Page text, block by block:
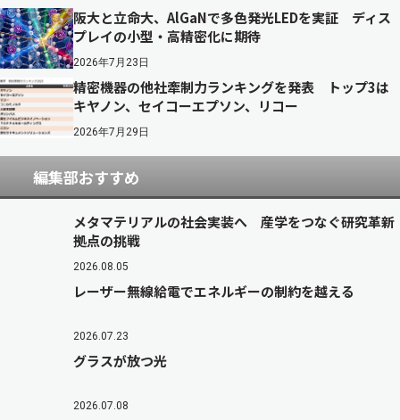
阪大と立命大、AlGaNで多色発光LEDを実証 ディス
プレイの小型・高精密化に期待
2026年7月23日
精密機器の他社牽制力ランキングを発表 トップ3は
キヤノン、セイコーエプソン、リコー
2026年7月29日
編集部おすすめ
メタマテリアルの社会実装へ 産学をつなぐ研究革新
拠点の挑戦
2026.08.05
レーザー無線給電でエネルギーの制約を越える
2026.07.23
グラスが放つ光
2026.07.08